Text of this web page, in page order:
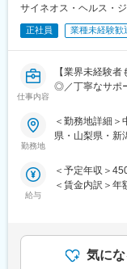
覧ください。
https://
■具体的な業務
すでに取引の
作用・適切な使
ン活動を行って
活動に専念で
個人の予算はあ
す。
給取得もしやす
サイネオス・ヘルス・
正社員 業種未経験歓
仕事内容
【業界未経験
◎／丁寧なサポ
■業務内容
医療機器の営業
医療従事者の
・身につくスキ
専門家へ提案
■キャリアパス：
勤務地
＜勤務地詳細
県・山梨県・新
給与
＜予定年収＞
＜賃金内訳＞
する可能性が
気に